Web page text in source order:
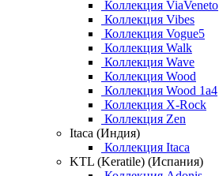
Коллекция ViaVeneto
Коллекция Vibes
Коллекция Vogue5
Коллекция Walk
Коллекция Wave
Коллекция Wood
Коллекция Wood 1a4
Коллекция X-Rock
Коллекция Zen
Itaca (Индия)
Коллекция Itaca
KTL (Keratile) (Испания)